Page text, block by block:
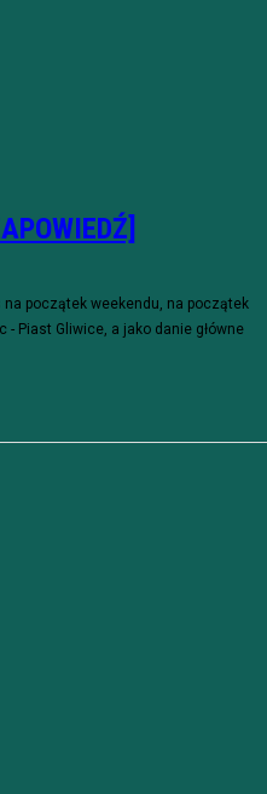
początek weekendu, na początek
Piast Gliwice, a jako danie główne